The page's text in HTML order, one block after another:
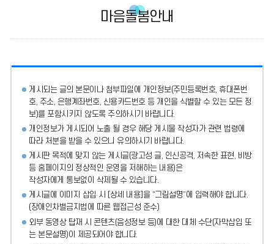
마음돌봄안내
게시되는 글의 본문이나 첨부파일에
개인정보(주민등록번호, 휴대폰번
호, 주소, 은행계좌번호, 신용카드번호 등 개인을 식별할 수 있는 모든 정
보)를 포함시키지 않도록 주의하시기 바랍니다.
개인정보가 게시되어 노출 될 경우 해당 게시물 작성자가 관련 법령에
따라 처분을 받을 수 있으니 유의하시기 바랍니다.
게시판 목적에 맞지 않는 게시글(광고성 글, 인신공격, 저속한 표현, 비방
등 홈페이지의 정상적인 운영을 저해하는 내용)은
작성자에게 통보없이 삭제될 수 있습니다.
게시글에 이미지 삽입 시 [상세 내용]을 “그림설명”에 입력해야 합니다.
(장애인차별금지법에 따른 웹접근성 준수)
외부 동영상 탑재 시 콘텐츠(음성정보 등)에 대한 대체 수단(자막삽입 또
는 본문설명)이 제공되어야 합니다.